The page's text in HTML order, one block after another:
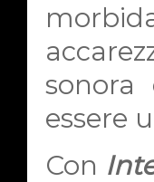
essere
Con